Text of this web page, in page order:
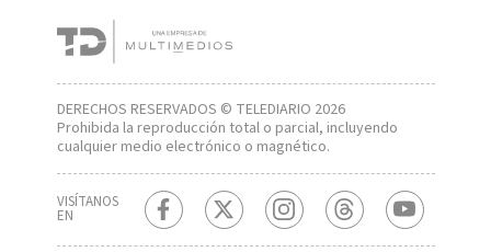
DERECHOS RESERVADOS © TELEDIARIO 2026
Prohibida la reproducción total o parcial, incluyendo
cualquier medio electrónico o magnético.
VISÍTANOS
EN